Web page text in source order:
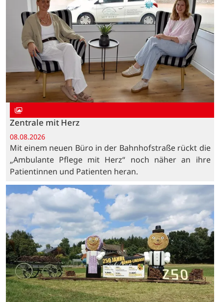
Zentrale mit Herz
08.08.2026
Mit einem neuen Büro in der Bahnhofstraße rückt die
„Ambulante Pflege mit Herz“ noch näher an ihre
Patientinnen und Patienten heran.